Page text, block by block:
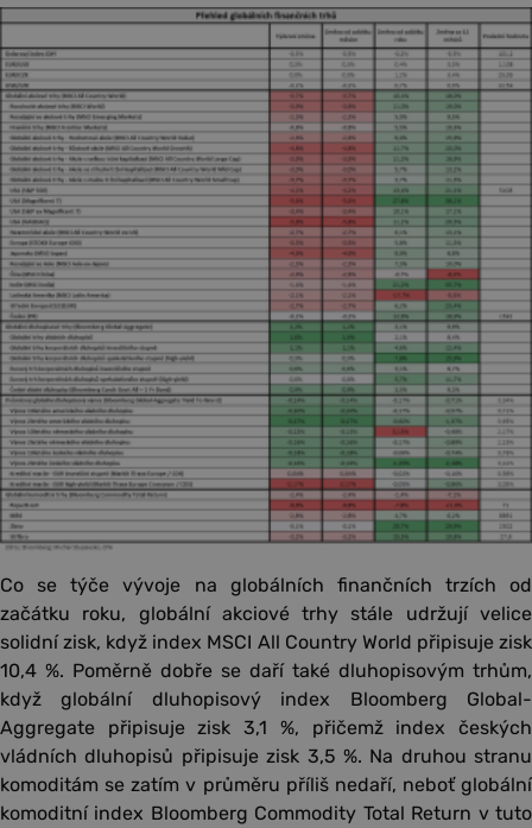
Co se týče vývoje na globálních finančních trzích od
začátku roku, globální akciové trhy stále udržují velice
solidní zisk, když index MSCI All Country World připisuje zisk
10,4 %. Poměrně dobře se daří také dluhopisovým trhům,
když globální dluhopisový index Bloomberg Global-
Aggregate připisuje zisk 3,1 %, přičemž index českých
vládních dluhopisů připisuje zisk 3,5 %. Na druhou stranu
komoditám se zatím v průměru příliš nedaří, neboť globální
komoditní index Bloomberg Commodity Total Return v tuto